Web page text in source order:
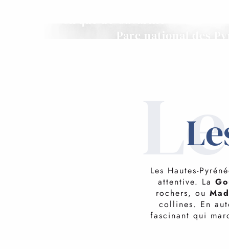
Parc national des
Les Hautes-
attentive. La
rochers, ou
collines. En
fascinant qui